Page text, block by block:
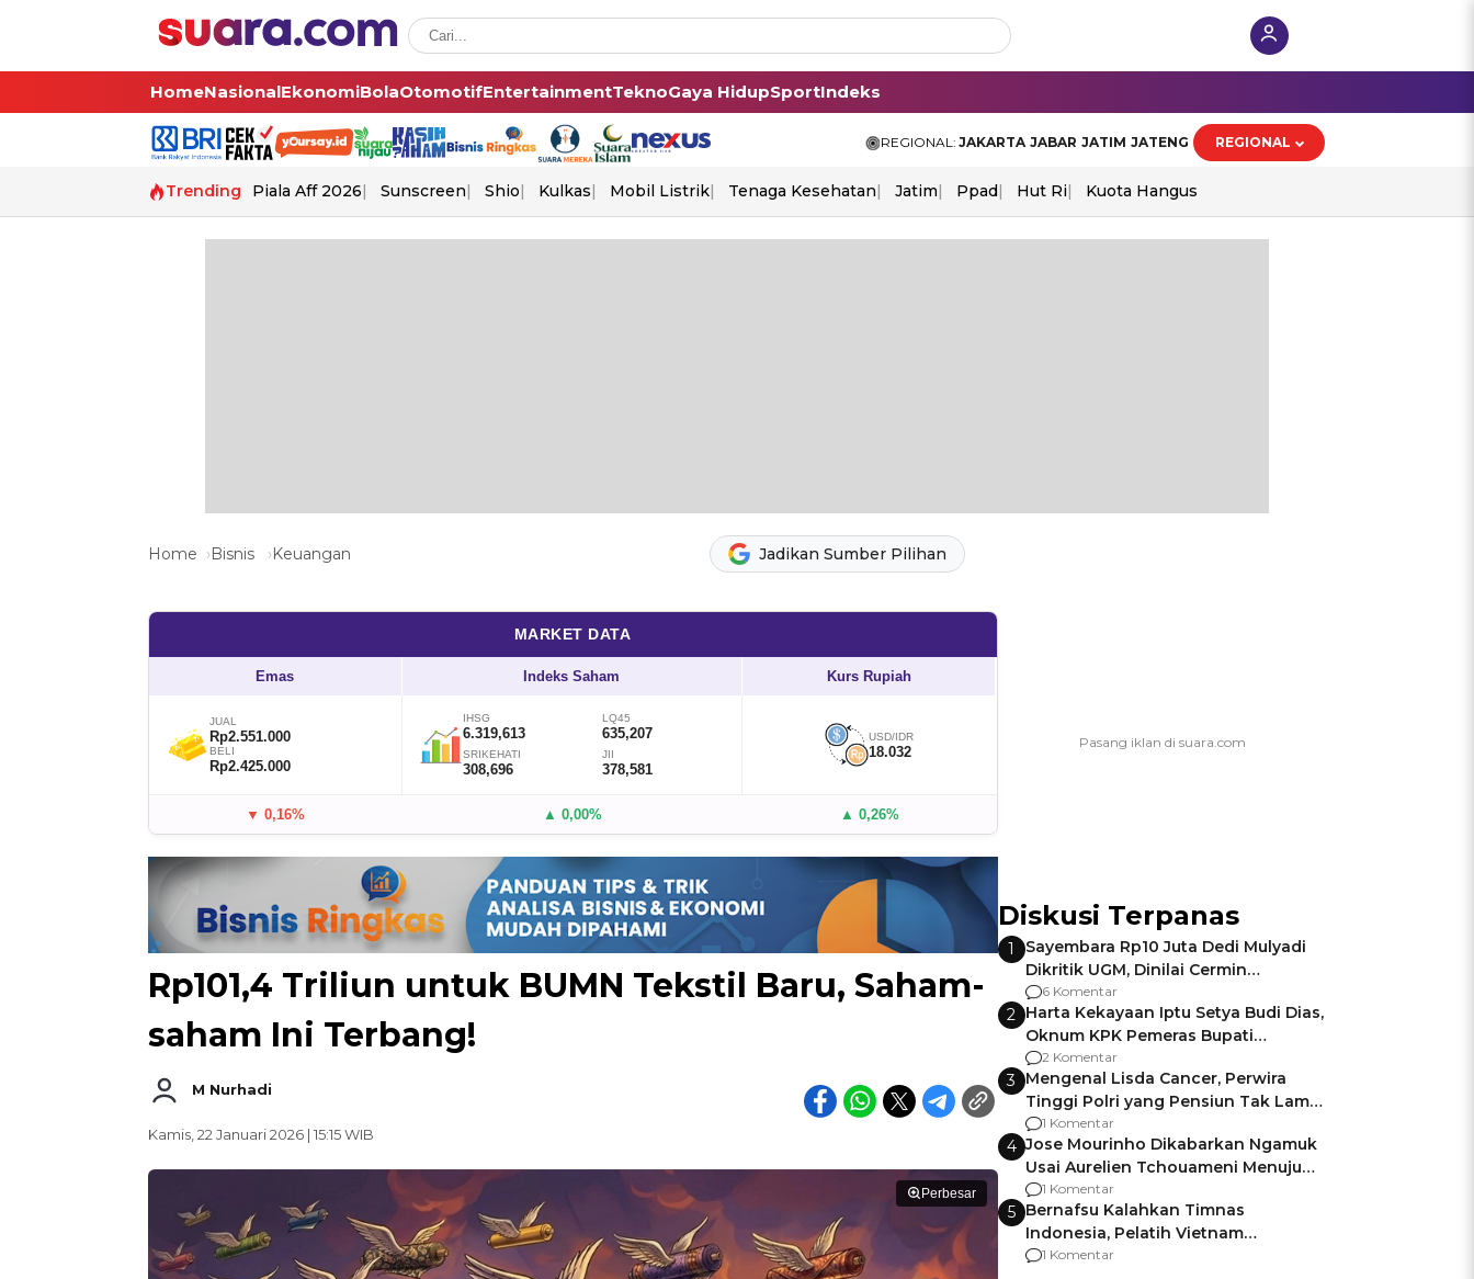
HomeNasionalEkonomiBolaOtomotifEntertainmentTeknoGaya HidupSportIndeks
REGIONAL: JAKARTA JABAR JATIM JATENG REGIONAL
Trending Piala Aff 2026 Sunscreen Shio Kulkas Mobil Listrik Tenaga Kesehatan Jatim Ppad Hut Ri Kuota Hangus
Home Bisnis Keuangan Jadikan Sumber Pilihan
MARKET DATA
Emas Indeks Saham Kurs Rupiah
JUAL
Rp2.551.000
BELI
Rp2.425.000
IHSG
6.319,613
LQ45
635,207
SRIKEHATI
308,696
JII
378,581
USD/IDR
18.032
▼ 0,16% ▲ 0,00% ▲ 0,26%
Rp101,4 Triliun untuk BUMN Tekstil Baru, Saham-
saham Ini Terbang!
M Nurhadi
Kamis, 22 Januari 2026 | 15:15 WIB
Perbesar
Diskusi Terpanas
1
Sayembara Rp10 Juta Dedi Mulyadi
Dikritik UGM, Dinilai Cermin
Gagalnya Negara Jamin Keamanan
6 Komentar
2 Harta Kekayaan Iptu Setya Budi Dias,
Oknum KPK Pemeras Bupati
Pemalang
2 Komentar
3 Mengenal Lisda Cancer, Perwira
Tinggi Polri yang Pensiun Tak Lama
Usai Jadi Brigjen
1 Komentar
4 Jose Mourinho Dikabarkan Ngamuk
Usai Aurelien Tchouameni Menuju
Manchester United
1 Komentar
5 Bernafsu Kalahkan Timnas
Indonesia, Pelatih Vietnam
Berencana Pakai Jimat di Pakansari
1 Komentar